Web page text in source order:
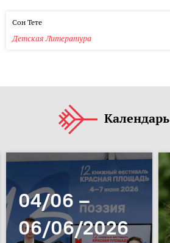
Сон Тете
Детская Литература
Календарь
04/06 –
06/06/2026